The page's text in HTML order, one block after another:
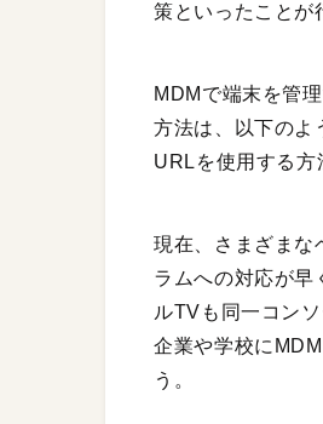
策といったことが
MDMで端末を管
方法は、以下のよ
URLを使用する方
現在、さまざまな
ラムへの対応が早
ルTVも同一コン
企業や学校に
う。